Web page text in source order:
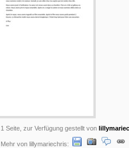
1 Seite, zur Verfügung gestellt von
Mehr von lillymariechris: